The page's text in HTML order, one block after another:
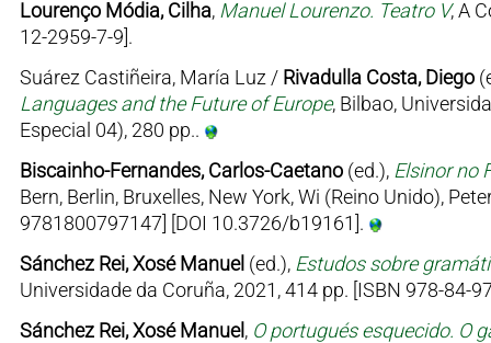
Lourenço Módia, Cilha, Manuel Lourenzo. Teatro V, A
12-2959-7-9].
Suárez Castiñeira, María Luz / Rivadulla Costa, Diego
Languages and the Future of Europe, Bilbao,
Especial 04), 280 pp..
Biscainho-Fernandes, Carlos-Caetano(ed.), Elsinor no
Bern, Berlin, Bruxelles, New York, Wi (Reino Unido),
9781800797147] [DOI 10.3726/b19161].
Sánchez Rei, Xosé Manuel (ed.), Estudos sobre
Universidade da Coruña, 2021, 414 pp. [ISBN 978-84-
Sánchez Rei, Xosé Manuel, O portugués esquecido. O